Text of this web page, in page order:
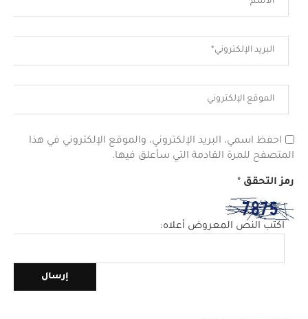
احفظ اسمي، البريد الإلكتروني، والموقع الإلكتروني في هذا
المتصفح للمرة القادمة التي سأعلق فيها.
رمز التحقق *
اكتب النص المعروض أعلاه: